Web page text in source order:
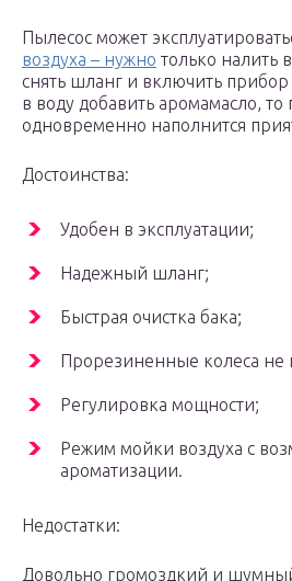
Пылесос может
воздуха – нужно только налить
снять шланг и включить
в воду добавить аромамасло,
одновременно наполнится
Достоинства:
Удобен в эксплуатации;
Надежный шланг;
Быстрая очистка бака;
Прорезиненные колеса не
Регулировка мощности;
Режим мойки воздуха с
ароматизации.
Недостатки:
Довольно громоздкий и